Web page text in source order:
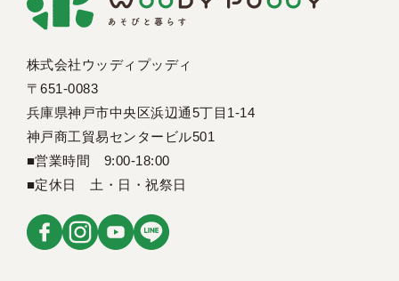
株式会社ウッディプッディ
〒651-0083
兵庫県神戸市中央区浜辺通5丁目1-14
神戸商工貿易センタービル501
■営業時間 9:00-18:00
■定休日 土・日・祝祭日